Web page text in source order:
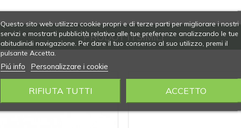
PRODOTTI SIMILI
Questo sito web utilizza cookie propri e di terze parti per migliorare i nostri
servizi e mostrarti pubblicità relativa alle tue preferenze analizzando le tue
abitudinidi navigazione. Per dare il tuo consenso al suo utilizzo, premi il
pulsante Accetta.
Piú info Personalizzare i cookie
RIFIUTA TUTTI ACCETTO